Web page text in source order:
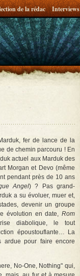
de la rédac Interviews
fer de lance de la
de chemin parcouru ! En
actuel aux Marduk des
Morgan et Devo (même
pendant près de 10 ans
Angel) ? Pas grand-
a su évoluer, muer et,
devenir un groupe
évolution en date, Rom
diabolique, le tout
époustouflante… La
ardue pour faire encore
No-One, Nothing" qui,